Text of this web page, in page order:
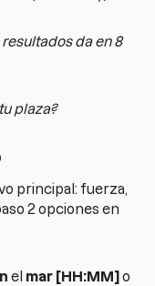
da en 8
plaza?
principal: fuerza,
2 opciones en
el mar [HH:MM] o